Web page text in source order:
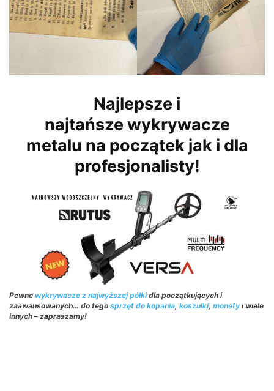
Najlepsze i
najtańsze wykrywacze
metalu na początek jak i dla
profesjonalisty!
Pewne wykrywacze z najwyższej półkidla początkujących i
zaawansowanych… do tego sprzęt do kopania, koszulki, monety i wiele
innych – zapraszamy!